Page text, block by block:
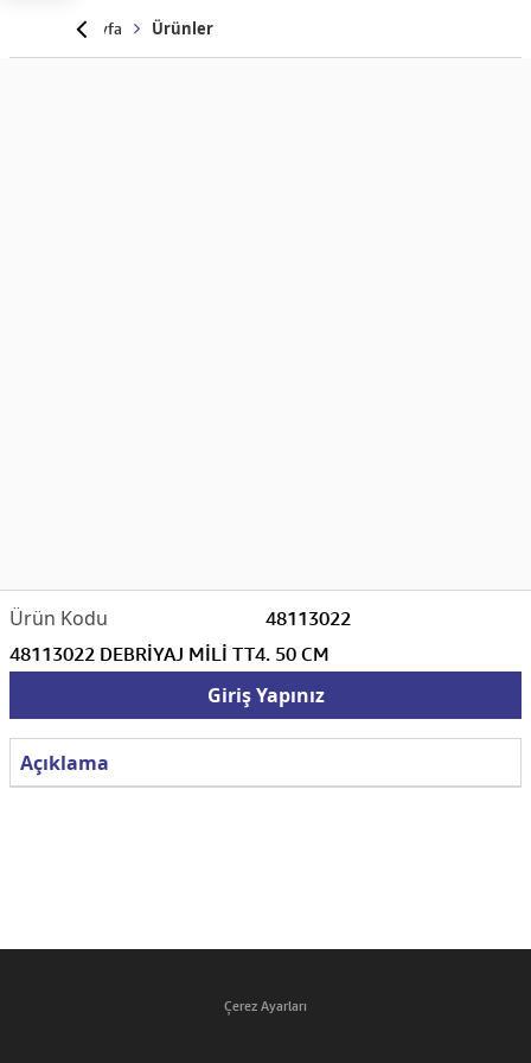
Anasayfa Ürünler
48113022
48113022 DEBRİYAJ MİLİ TT4. 50 CM
Giriş Yapınız
Açıklama
Çerez Ayarları